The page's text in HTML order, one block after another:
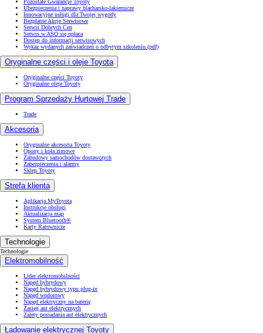
Ubezpieczenia i naprawy blacharsko-lakiernicze
Innowacyjne usługi dla Twojej wygody
Bezpłatne Akcje Serwisowe
Serwis Dobrych Cen
Serwis w ASO się opłaca
Dostęp do informacji serwisowych
Wykaz wydanych zaświadczeń o odbytym szkoleniu (pdf)
Oryginalne części i oleje Toyota
Oryginalne części Toyoty
Oryginalne oleje Toyoty
Program Sprzedaży Hurtowej Trade
Trade
Akcesoria
Oryginalne akcesoria Toyoty
Opony i koła zimowe
Zabudowy samochodów dostawczych
Zabezpieczenia i alarmy
Sklep Toyoty
Strefa klienta
Aplikacja MyToyota
Instrukcje obsługi
Aktualizacja map
System Bluetooth®
Karty Ratownicze
Technologie
Technologie
Elektromobilność
Lider elektromobilności
Napęd hybrydowy
Napęd hybrydowy typu plug-in
Napęd wodorowy
Napęd elektryczny na baterię
Zasięg aut elektrycznych
Zalety posiadania aut elektrycznych
Ładowanie elektrycznej Toyoty